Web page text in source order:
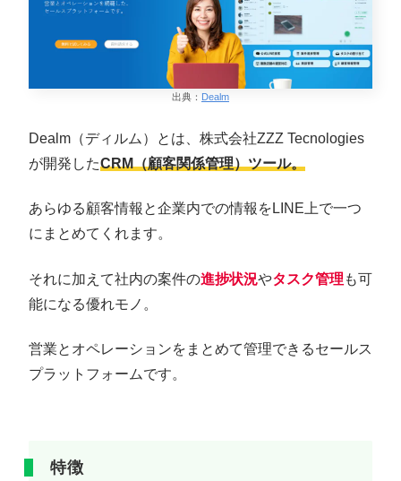
出典： Dealm
Dealm（ディルム）とは、株式会社ZZZ Tecnologies
が開発したCRM（顧客関係管理）ツール。
あらゆる顧客情報と企業内での情報をLINE上で一つ
にまとめてくれます。
それに加えて社内の案件の進捗状況やタスク管理 も可
能になる優れモノ。
営業とオペレーションをまとめて管理できるセールス
プラットフォームです。
特徴